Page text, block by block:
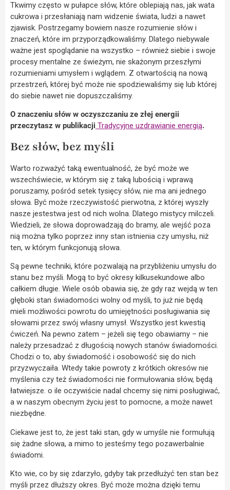
Tkwimy często w pułapce słów, które oblepiają nas, jak wata
cukrowa i przesłaniają nam widzenie świata, ludzi a nawet
zjawisk. Postrzegamy bowiem nasze rozumienie słów i
znaczeń, które im przyporządkowaliśmy. Dlatego niebywale
ważne jest spoglądanie na wszystko – również siebie i swoje
procesy mentalne ze świeżym, nie skażonym przeszłymi
rozumieniami umysłem i wglądem. Z otwartością na nową
przestrzeń, której być może nie spodziewaliśmy się lub której
do siebie nawet nie dopuszczaliśmy.
O znaczeniu słów w oczyszczaniu ze złej energii
przeczytasz w publikacji Tradycyjne uzdrawianie energią.
Bez słów, bez myśli
Warto rozważyć taką ewentualność, że być może we
wszechświecie, w którym się z taką lubością i wprawą
poruszamy, pośród setek tysięcy słów, nie ma ani jednego
słowa. Być może rzeczywistość pierwotna, z której wyszły
nasze jestestwa jest od nich wolna. Dlatego mistycy milczeli.
Wiedzieli, że słowa doprowadzają do bramy, ale wejść poza
nią można tylko poprzez inny stan istnienia czy umysłu, niż
ten, w którym funkcjonują słowa.
Są pewne techniki, które pozwalają na przybliżeniu umysłu do
stanu bez myśli. Mogą to być okresy kilkusekundowe albo
całkiem długie. Wiele osób obawia się, że gdy raz wejdą w ten
głęboki stan świadomości wolny od myśli, to już nie będą
mieli możliwości powrotu do umiejętności posługiwania się
słowami przez swój własny umysł. Wszystko jest kwestią
ćwiczeń. Na pewno zatem – jeżeli się tego obawiamy – nie
należy przesadzać z długością nowych stanów świadomości.
Chodzi o to, aby świadomość i osobowość się do nich
przyzwyczaiła. Wtedy takie powroty z krótkich okresów nie
myślenia czy też świadomości nie formułowania słów, będą
łatwiejsze. o ile oczywiście nadal chcemy się nimi posługiwać,
a w naszym obecnym życiu jest to pomocne, a może nawet
niezbędne.
Ciekawe jest to, że jest taki stan, gdy w umyśle nie formułują
się żadne słowa, a mimo to jesteśmy tego pozawerbalnie
świadomi.
Kto wie, co by się zdarzyło, gdyby tak przedłużyć ten stan bez
myśli przez dłuższy okres. Być może można dzięki temu